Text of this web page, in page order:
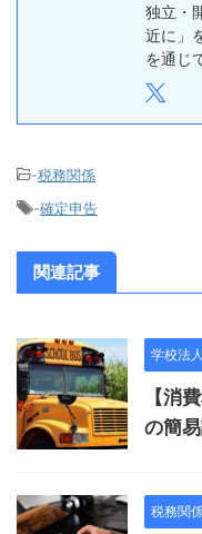
独立・
近に」
を通じ
-税務関係
-確定申告
関連記事
学校法
【消
の簡
税務関